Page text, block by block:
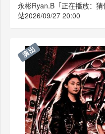
永彬Ryan.B「正在播放：
站2026/09/27 20:00
演出